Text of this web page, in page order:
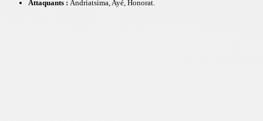
Attaquants : Andriatsima, Ayé, Honorat.